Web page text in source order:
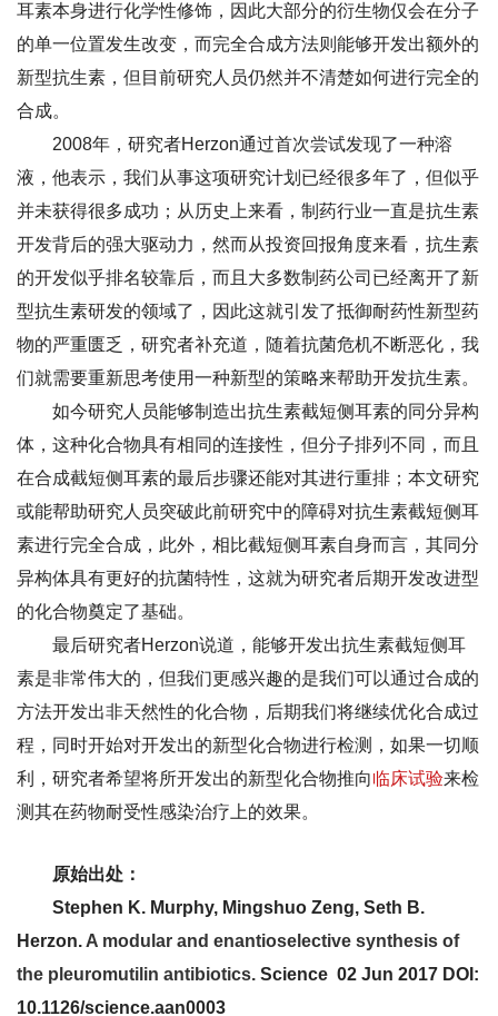
耳素本身进行化学性修饰，因此大部分的衍生物仅会在分子
的单一位置发生改变，而完全合成方法则能够开发出额外的
新型抗生素，但目前研究人员仍然并不清楚如何进行完全的
合成。
2008年，研究者Herzon通过首次尝试发现了一种溶
液，他表示，我们从事这项研究计划已经很多年了，但似乎
并未获得很多成功；从历史上来看，制药行业一直是抗生素
开发背后的强大驱动力，然而从投资回报角度来看，抗生素
的开发似乎排名较靠后，而且大多数制药公司已经离开了新
型抗生素研发的领域了，因此这就引发了抵御耐药性新型药
物的严重匮乏，研究者补充道，随着抗菌危机不断恶化，我
们就需要重新思考使用一种新型的策略来帮助开发抗生素。
如今研究人员能够制造出抗生素截短侧耳素的同分异构
体，这种化合物具有相同的连接性，但分子排列不同，而且
在合成截短侧耳素的最后步骤还能对其进行重排；本文研究
或能帮助研究人员突破此前研究中的障碍对抗生素截短侧耳
素进行完全合成，此外，相比截短侧耳素自身而言，其同分
异构体具有更好的抗菌特性，这就为研究者后期开发改进型
的化合物奠定了基础。
最后研究者Herzon说道，能够开发出抗生素截短侧耳
素是非常伟大的，但我们更感兴趣的是我们可以通过合成的
方法开发出非天然性的化合物，后期我们将继续优化合成过
程，同时开始对开发出的新型化合物进行检测，如果一切顺
利，研究者希望将所开发出的新型化合物推向临床试验来检
测其在药物耐受性感染治疗上的效果。
原始出处：
Stephen K. Murphy, Mingshuo Zeng, Seth B.
Herzon. A modular and enantioselective synthesis of
the pleuromutilin antibiotics. Science 02 Jun 2017 DOI:
10.1126/science.aan0003